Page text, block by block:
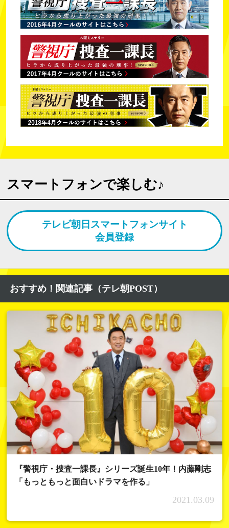
スマートフォンで楽しむ♪
テレビ朝日スマートフォンサイト
会員登録
おすすめ！関連記事（テレ朝POST）
『警視庁・捜査一課長』シリーズ誕生10年！内藤剛志
「もっともっと面白いドラマを作る」
2021.03.09